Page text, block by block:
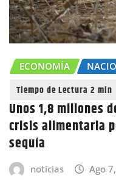
ECONOMÍA
Unos 1,8 millones
crisis alimentaria
sequía
noticias Ago